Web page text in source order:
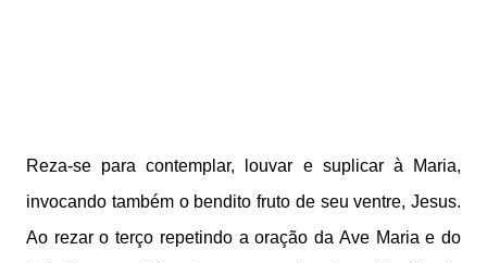
Reza-se para contemplar, louvar e suplicar à Maria,
invocando também o bendito fruto de seu ventre, Jesus.
Ao rezar o terço repetindo a oração da Ave Maria e do